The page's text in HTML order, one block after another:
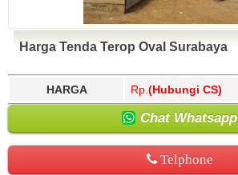
Harga Tenda Terop Oval Surabaya
HARGA Rp. (Hubungi CS)
Chat Whatsapp
Telphone